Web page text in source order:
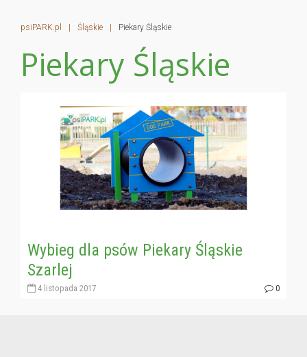
psiPARK.pl | Śląskie | Piekary Śląskie
Piekary Śląskie
Wybieg dla psów Piekary Śląskie
Szarlej
4 listopada 2017 0